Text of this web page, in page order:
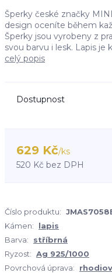
Šperky české značky
design oceníte během
Šperky jsou vyrobeny z
svou barvu i lesk. Lapis je
celý popis
Dostupnost
629 Kč/ks
520 Kč bez DPH
Číslo produktu:
Kámen:
lapis
Barva:
stříbrná
Ryzost: Ag 925/1000
Povrchová úprava: